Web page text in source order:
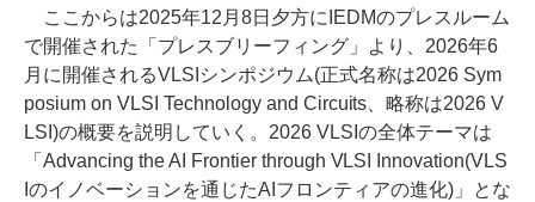
ここからは2025年12月8日夕方にIEDMのプレスルーム
で開催された「プレスブリーフィング」より、2026年6
月に開催されるVLSIシンポジウム(正式名称は2026 Sym
posium on VLSI Technology and Circuits、略称は2026 V
LSI)の概要を説明していく。2026 VLSIの全体テーマは
「Advancing the AI Frontier through VLSI Innovation(VLS
Iのイノベーションを通じたAIフロンティアの進化)」とな